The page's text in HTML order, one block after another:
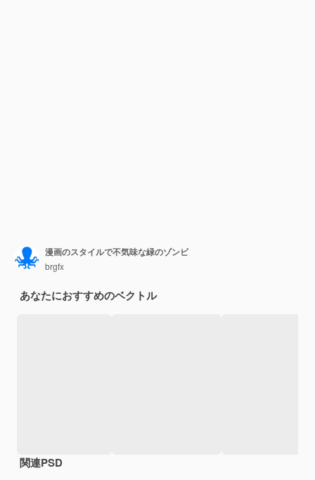
漫画のスタイルで不気味な緑のゾンビ
brgfx
あなたにおすすめのベクトル
関連PSD